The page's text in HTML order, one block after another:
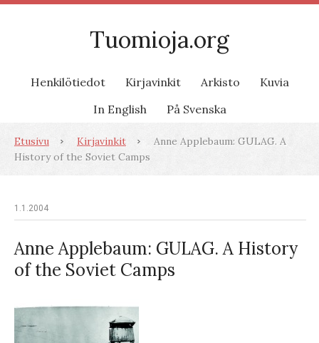
Tuomioja.org
Henkilötiedot Kirjavinkit Arkisto
Kuvia
In English
På Svenska
Etusivu Kirjavinkit
Anne Applebaum: GULAG. A
History of the Soviet Camps
1.1.2004
Anne Applebaum: GULAG. A History
of the Soviet Camps